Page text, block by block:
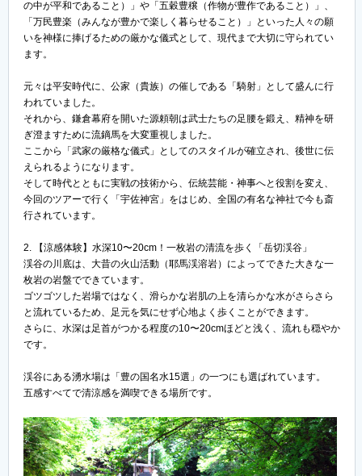
の中が平和であること）」や「五穀豊穣（作物が豊作であること）」、
「万民豊楽（みんなが豊かで楽しく暮らせること）」といった人々の願
いを神様に捧げるための厳かな儀式として、現代まで大切に守られてい
ます。
元々は平安時代に、公家（貴族）の催しである「騎射」として盛んに行
われていました。
それから、鎌倉幕府を開いた源頼朝は武士たちの足腰を鍛え、精神を研
ぎ澄ますために流鏑馬を大変重視しました。
ここから「武家の厳格な儀式」としてのスタイルが確立され、後世に伝
えられるようになります。
そして時代とともに実戦の技術から、伝統芸能・神事へと役割を変え、
今回のツアーで行く「宇佐神宮」をはじめ、全国の有名な神社で今も斎
行されています。
2. 【涼感体験】水深10〜20cm！一枚岩の清流を歩く「岳切渓谷」
渓谷の川底は、大昔の火山活動（耶馬渓溶岩）によってできた大きな一
枚岩の岩盤でできています。
ゴツゴツした岩場ではなく、滑らかな岩肌の上を清らかな水がさらさら
と流れているため、足元を気にせず心地よく歩くことができます。
さらに、水深は足首がつかる程度の10〜20cmほどと浅く、流れも穏やか
です。
渓谷にある湧水場は「豊の国名水15選」の一つにも選ばれています。
五感すべてで清涼感を満喫できる場所です。